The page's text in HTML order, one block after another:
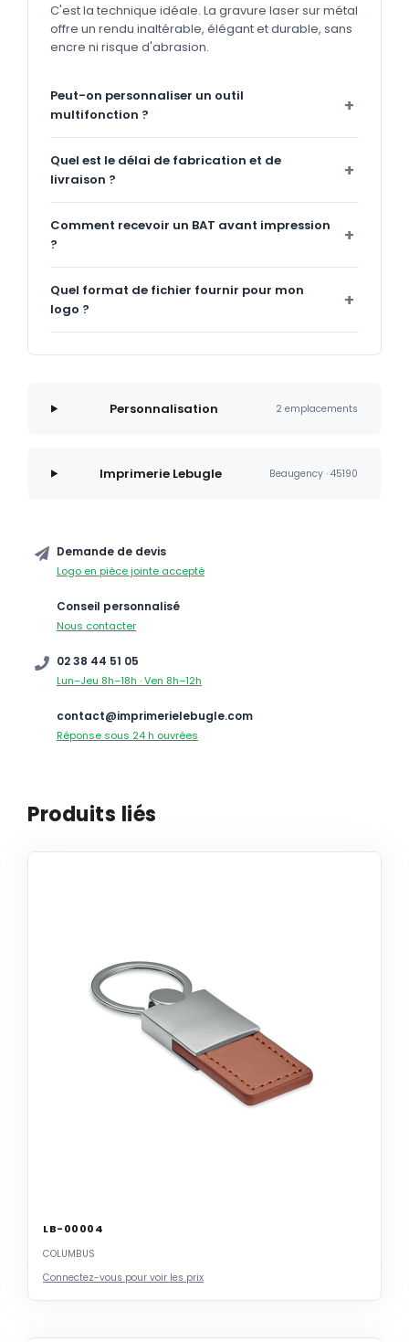
C'est la technique idéale. La gravure laser sur métal
offre un rendu inaltérable, élégant et durable, sans
encre ni risque d'abrasion.
Peut-on personnaliser un outil
multifonction ?
Quel est le délai de fabrication et de
livraison ?
Comment recevoir un BAT avant impression
?
Quel format de fichier fournir pour mon
logo ?
Personnalisation 2 emplacements
Imprimerie Lebugle Beaugency · 45190
Demande de devis
Logo en pièce jointe accepté
Conseil personnalisé
Nous contacter
02 38 44 51 05
Lun–Jeu 8h–18h · Ven 8h–12h
contact@imprimerielebugle.com
Réponse sous 24 h ouvrées
Produits liés
LB-00004
COLUMBUS
Connectez-vous pour voir les prix